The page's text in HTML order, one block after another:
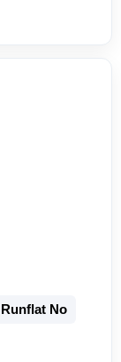
Runflat No